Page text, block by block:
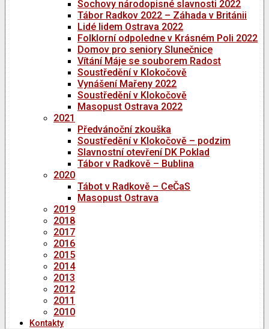
Sochovy národopisné slavnosti 2022
Tábor Radkov 2022 – Záhada v Británii
Lidé lidem Ostrava 2022
Folklorní odpoledne v Krásném Poli 2022
Domov pro seniory Slunečnice
Vítání Máje se souborem Radost
Soustředění v Klokočově
Vynášení Mařeny 2022
Soustředění v Klokočově
Masopust Ostrava 2022
2021
Předvánoční zkouška
Soustředění v Klokočově – podzim
Slavnostní otevření DK Poklad
Tábor v Radkově – Bublina
2020
Tábot v Radkově – CeČaS
Masopust Ostrava
2019
2018
2017
2016
2015
2014
2013
2012
2011
2010
Kontakty